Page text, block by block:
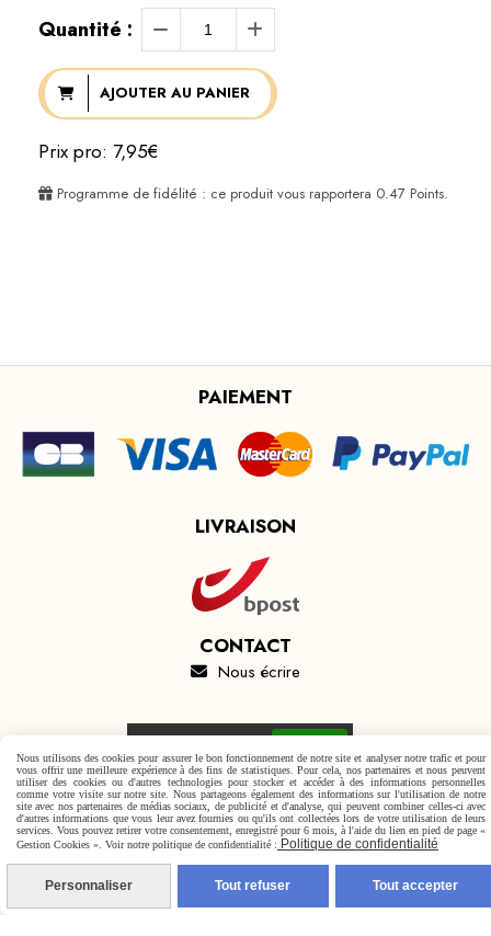
Quantité :
AJOUTER AU PANIER
Prix pro: 7,95€
Programme de fidélité : ce produit vous rapportera 0.47 Points.
PAIEMENT
LIVRAISON
CONTACT
 Nous écrire
Mentions Légales
Conditions générales de vente
Politique de confidentialité
Gestion cookies Mon Compte
Nous utilisons des cookies pour assurer le bon fonctionnement de notre site et analyser notre trafic et pour
vous offrir une meilleure expérience à des fins de statistiques. Pour cela, nos partenaires et nous peuvent
utiliser des cookies ou d'autres technologies pour stocker et accéder à des informations personnelles
comme votre visite sur notre site. Nous partageons également des informations sur l'utilisation de notre
site avec nos partenaires de médias sociaux, de publicité et d'analyse, qui peuvent combiner celles-ci avec
d'autres informations que vous leur avez fournies ou qu'ils ont collectées lors de votre utilisation de leurs
services. Vous pouvez retirer votre consentement, enregistré pour 6 mois, à l'aide du lien en pied de page «
Gestion Cookies ». Voir notre politique de confidentialité : Politique de confidentialité
Personnaliser Tout refuser Tout accepter